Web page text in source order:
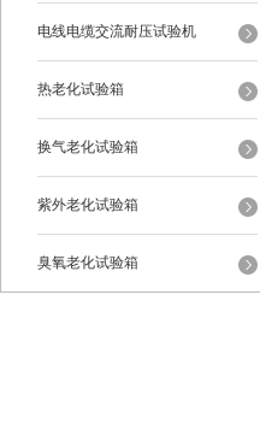
电线电缆交流耐压试验机
热老化试验箱
换气老化试验箱
紫外老化试验箱
臭氧老化试验箱